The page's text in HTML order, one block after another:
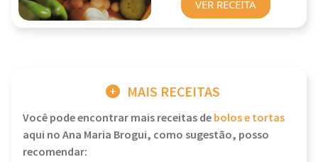
VER RECEITA
MAIS RECEITAS
Você pode encontrar mais receitas debolos e tortas
aqui no Ana Maria Brogui, como sugestão, posso
recomendar: